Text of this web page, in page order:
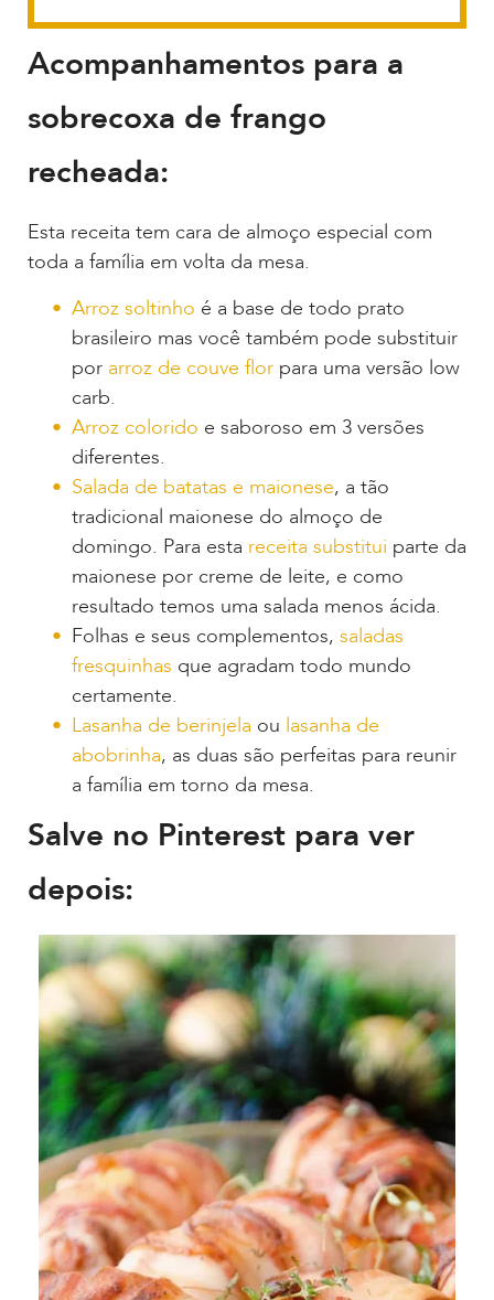
Acompanhamentos para a
sobrecoxa de frango
recheada:
Esta receita tem cara de almoço especial com
toda a família em volta da mesa.
Arroz soltinho é a base de todo prato
brasileiro mas você também pode substituir
por arroz de couve flor para uma versão low
carb.
Arroz colorido e saboroso em 3 versões
diferentes.
Salada de batatas e maionese, a tão
tradicional maionese do almoço de
domingo. Para esta receita substitui parte da
maionese por creme de leite, e como
resultado temos uma salada menos ácida.
Folhas e seus complementos, saladas
fresquinhas que agradam todo mundo
certamente.
Lasanha de berinjela ou lasanha de
abobrinha, as duas são perfeitas para reunir
a família em torno da mesa.
Salve no Pinterest para ver
depois: